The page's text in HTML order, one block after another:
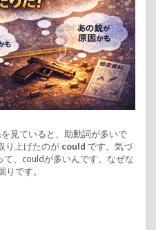
見ていると、助動詞が多いで
り上げたのが could です。気づ
、couldが多いんです。なぜな
りです。